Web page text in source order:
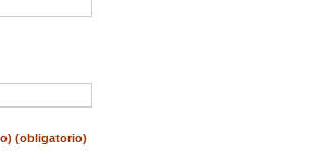
(obligatorio)